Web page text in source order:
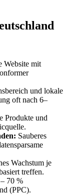
Website mit
und lokale
oft nach 6–
Produkte und
Sauberes
Wachstum je
treffen.
– 70 %
(PPC).